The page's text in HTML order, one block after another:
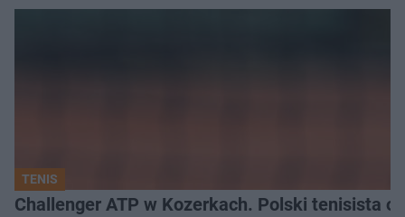
TENIS
Challenger ATP w Kozerkach. Polski tenisista